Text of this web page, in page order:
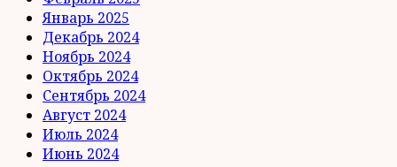
Январь 2025
Декабрь 2024
Ноябрь 2024
Октябрь 2024
Сентябрь 2024
Август 2024
Июль 2024
Июнь 2024